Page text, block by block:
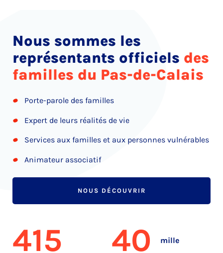
Nous sommes les
représentants officiels des
familles du Pas-de-Calais
Porte-parole des familles
Expert de leurs réalités de vie
Services aux familles et aux personnes vulnérables
Animateur associatif
NOUS DÉCOUVRIR
415
40 mille